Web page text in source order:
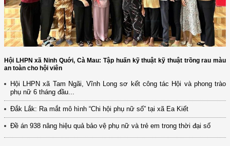
Hội LHPN xã Ninh Quới, Cà Mau: Tập huấn kỹ thuật kỹ thuật trồng rau màu
an toàn cho hội viên
Hội LHPN xã Tam Ngãi, Vĩnh Long sơ kết công tác Hội và phong trào
phụ nữ 6 tháng đầu...
Đắk Lắk: Ra mắt mô hình “Chi hội phụ nữ số” tại xã Ea Kiết
Đề án 938 nâng hiệu quả bảo vệ phụ nữ và trẻ em trong thời đại số
(12/TB-HĐKH) V/v đăng ký, đề xuất nhiệm vụ Khoa học, công nghệ và
đổi mới ...
(898/KH/ĐCT) Kế hoạch thực hiện Quyết định số 2415/QĐ-TTg ngày
31/10/2025 ...